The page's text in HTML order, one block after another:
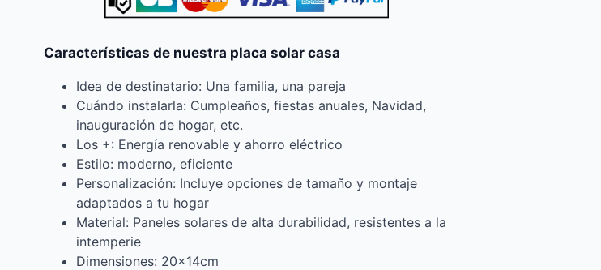
Características de nuestra placa solar casa
Idea de destinatario: Una familia, una pareja
Cuándo instalarla: Cumpleaños, fiestas anuales, Navidad,
inauguración de hogar, etc.
Los +: Energía renovable y ahorro eléctrico
Estilo: moderno, eficiente
Personalización: Incluye opciones de tamaño y montaje
adaptados a tu hogar
Material: Paneles solares de alta durabilidad, resistentes a la
intemperie
Dimensiones: 20x14cm